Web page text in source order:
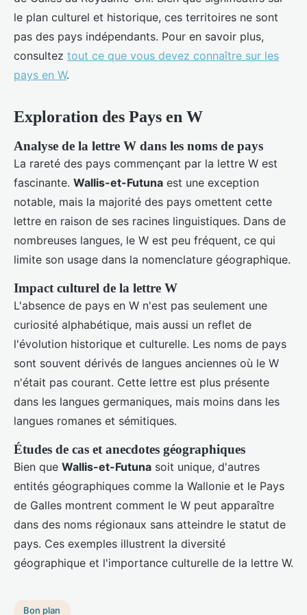
le plan culturel et historique, ces territoires ne sont
pas des pays indépendants. Pour en savoir plus,
consultez tout ce que vous devez connaître sur les
pays en W.
Exploration des Pays en W
Analyse de la lettre W dans les noms de pays
La rareté des pays commençant par la lettre W est
fascinante. Wallis-et-Futuna est une exception
notable, mais la majorité des pays omettent cette
lettre en raison de ses racines linguistiques. Dans de
nombreuses langues, le W est peu fréquent, ce qui
limite son usage dans la nomenclature géographique.
Impact culturel de la lettre W
L'absence de pays en W n'est pas seulement une
curiosité alphabétique, mais aussi un reflet de
l'évolution historique et culturelle. Les noms de pays
sont souvent dérivés de langues anciennes où le W
n'était pas courant. Cette lettre est plus présente
dans les langues germaniques, mais moins dans les
langues romanes et sémitiques.
Études de cas et anecdotes géographiques
Bien que Wallis-et-Futuna soit unique, d'autres
entités géographiques comme la Wallonie et le Pays
de Galles montrent comment le W peut apparaître
dans des noms régionaux sans atteindre le statut de
pays. Ces exemples illustrent la diversité
géographique et l'importance culturelle de la lettre W.
Bon plan